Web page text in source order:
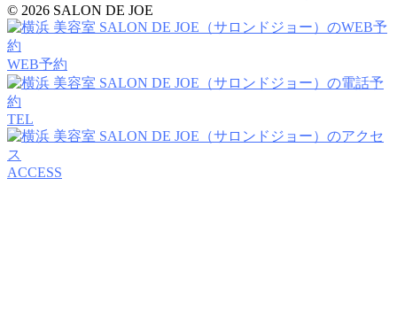
© 2026 SALON DE JOE
WEB予約
TEL
ACCESS